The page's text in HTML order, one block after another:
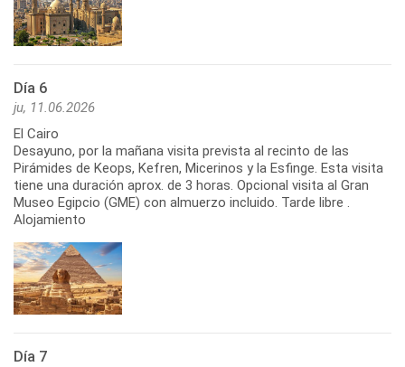
Día 6
ju, 11.06.2026
El Cairo
Desayuno, por la mañana visita prevista al recinto de las
Pirámides de Keops, Kefren, Micerinos y la Esfinge. Esta visita
tiene una duración aprox. de 3 horas. Opcional visita al Gran
Museo Egipcio (GME) con almuerzo incluido. Tarde libre .
Alojamiento
Día 7